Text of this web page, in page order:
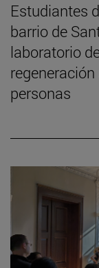
Estudiantes
barrio de
laboratorio
personas